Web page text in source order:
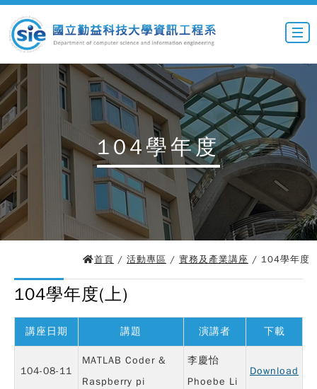
104學年度
首頁 / 活動專區 / 實務及產業講座 / 104學年度
104學年度(上)
講座日期 講題 演講者 下載
104-08-11
MATLAB Coder &
Raspberry pi
李慶怡
Phoebe Li
Download